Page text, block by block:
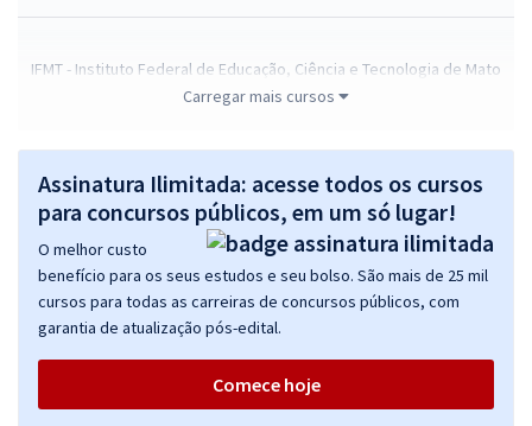
IFMT - Instituto Federal de Educação, Ciência e Tecnologia de Mato
Grosso - Pedagogo (Pós-edital)
28,66
Economize R$ 85,98 (-20%)
Comprar
IFMT - Instituto Federal de Educação, Ciência e Tecnologia de Mato
Grosso - Nutricionista (Pós-edital)
à vista
Carregar mais cursos
Assinatura Ilimitada: acesse todos os cursos
para concursos públicos, em um só lugar!
O melhor custo
benefício para os seus estudos e seu bolso. São mais de 25 mil
cursos para todas as carreiras de concursos públicos, com
garantia de atualização pós-edital.
Comece hoje